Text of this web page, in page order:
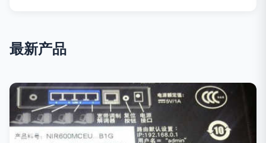
最新产品